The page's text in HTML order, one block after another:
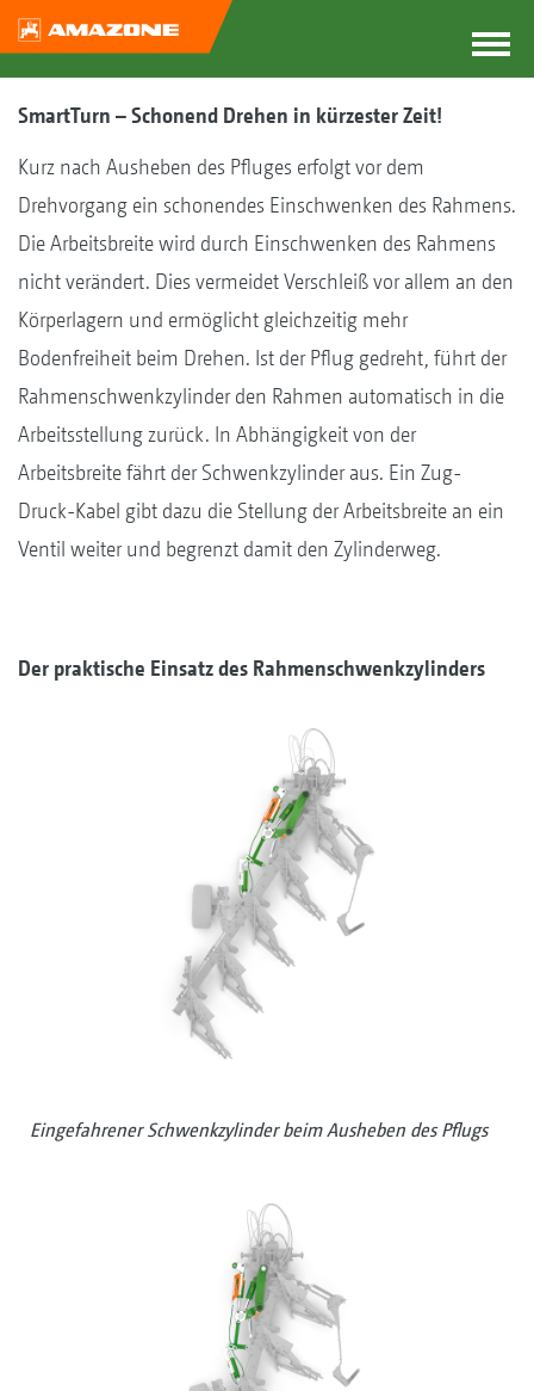
SmartTurn – Schonend Drehen in kürzester Zeit!
Kurz nach Ausheben des Pfluges erfolgt vor dem
Drehvorgang ein schonendes Einschwenken des Rahmens.
Die Arbeitsbreite wird durch Einschwenken des Rahmens
nicht verändert. Dies vermeidet Verschleiß vor allem an den
Körperlagern und ermöglicht gleichzeitig mehr
Bodenfreiheit beim Drehen. Ist der Pflug gedreht, führt der
Rahmenschwenkzylinder den Rahmen automatisch in die
Arbeitsstellung zurück. In Abhängigkeit von der
Arbeitsbreite fährt der Schwenkzylinder aus. Ein Zug-
Druck-Kabel gibt dazu die Stellung der Arbeitsbreite an ein
Ventil weiter und begrenzt damit den Zylinderweg.
Der praktische Einsatz des Rahmenschwenkzylinders
Eingefahrener Schwenkzylinder beim Ausheben des Pflugs